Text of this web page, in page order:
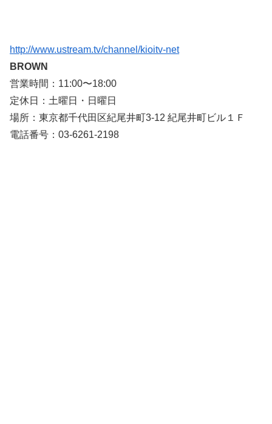
http://www.ustream.tv/channel/kioitv-net
BROWN
営業時間：11:00〜18:00
定休日：土曜日・日曜日
場所：東京都千代田区紀尾井町3-12 紀尾井町ビル１Ｆ
電話番号：03-6261-2198